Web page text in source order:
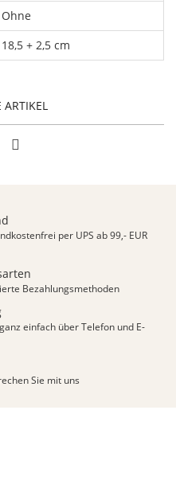
Ohne
18,5 + 2,5 cm
per UPS ab 99,- EUR
Bezahlungsmethoden
einfach über Telefon und E-
Sie mit uns